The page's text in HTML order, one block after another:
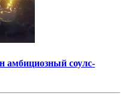
амбициозный соулс-